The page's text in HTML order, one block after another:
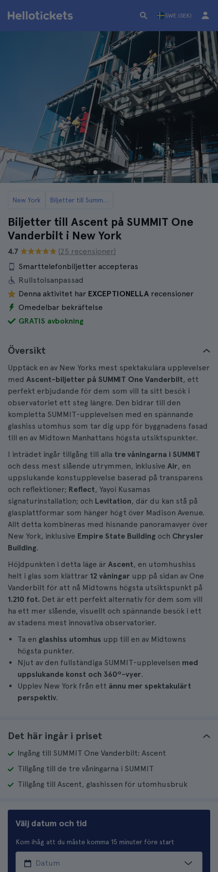
SWE (SEK)
New York Biljetter till Summit One Vanderbilt
Biljetter till Ascent på SUMMIT One
Vanderbilt i New York
4.7
(25 recensioner)
Smarttelefonbiljetter accepteras
Rullstolsanpassad
Denna aktivitet har EXCEPTIONELLA recensioner
Omedelbar bekräftelse
GRATIS avbokning
Översikt
Upptäck en av New Yorks mest spektakulära upplevelser
med Ascent-biljetter på SUMMIT One Vanderbilt, ett
perfekt erbjudande för dem som vill ta sitt besök i
observatoriet ett steg längre. Den bidrar till den
kompletta SUMMIT-upplevelsen med en spännande
glashiss utomhus som tar dig upp för byggnadens fasad
till en av Midtown Manhattans högsta utsiktspunkter.
I inträdet ingår tillgång till alla tre våningarna i SUMMIT
och dess mest slående utrymmen, inklusive Air, en
uppslukande konstupplevelse baserad på transparens
och reflektioner; Reflect, Yayoi Kusamas
signaturinstallation; och Levitation, där du kan stå på
glasplattformar som hänger högt över Madison Avenue.
Allt detta kombineras med hisnande panoramavyer över
New York, inklusive Empire State Building och Chrysler
Building.
Höjdpunkten i detta läge är Ascent, en utomhushiss
helt i glas som klättrar 12 våningar upp på sidan av One
Vanderbilt för att nå Midtowns högsta utsiktspunkt på
1.210 fot. Det är ett perfekt alternativ för dem som vill
ha ett mer slående, visuellt och spännande besök i ett
av stadens mest innovativa observatorier.
Ta en glashiss utomhus upp till en av Midtowns
högsta punkter.
Njut av den fullständiga SUMMIT-upplevelsen med
uppslukande konst och 360º-vyer.
Upplev New York från ett ännu mer spektakulärt
perspektiv.
Det här ingår i priset
Ingång till SUMMIT One Vanderbilt: Ascent
Tillgång till de tre våningarna i SUMMIT
Tillgång till Ascent, glashissen för utomhusbruk
Välj datum och tid
Kom ihåg att du måste komma 15 minuter före start